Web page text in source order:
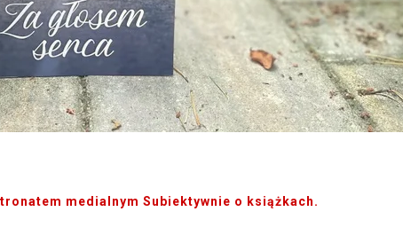
medialnym Subiektywnie o książkach.